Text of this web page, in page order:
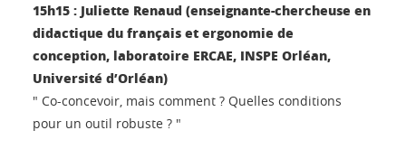
15h15 : Juliette Renaud (enseignante-chercheuse en
didactique du français et ergonomie de
conception, laboratoire ERCAE, INSPE Orléan,
Université d’Orléan)
" Co-concevoir, mais comment ? Quelles conditions
pour un outil robuste ? "